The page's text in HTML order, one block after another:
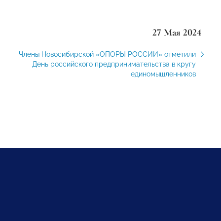
27 Мая 2024
Члены Новосибирской «ОПОРЫ РОССИИ» отметили
День российского предпринимательства в кругу
единомышленников